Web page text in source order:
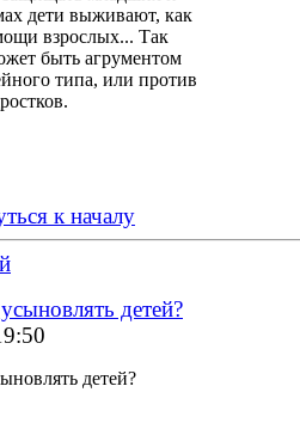
дети выживают, как
взрослых... Так
быть агрументом
типа, или против
к началу
детей?
детей?